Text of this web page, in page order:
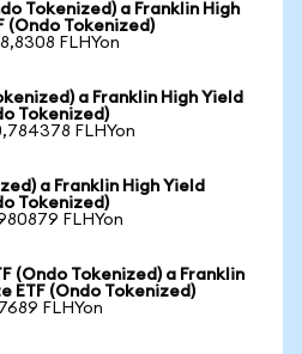
Tokenized) a Franklin High
(Ondo Tokenized)
FLHYon
a Franklin High Yield
Tokenized)
FLHYon
a Franklin High Yield
Tokenized)
FLHYon
(Ondo Tokenized) a Franklin
ETF (Ondo Tokenized)
FLHYon